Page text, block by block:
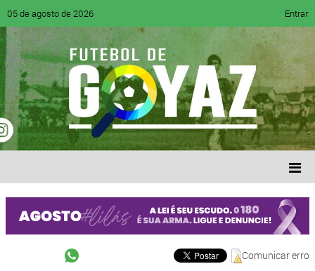
05 de agosto de 2026 Entrar
Comunicar erro